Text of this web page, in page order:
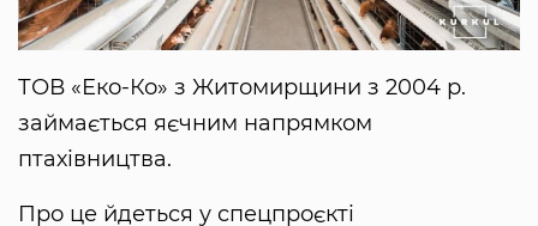
ТОВ «Еко-Ко» з Житомирщини з 2004 р.
займається яєчним напрямком
птахівництва.
Про це йдеться у спецпроєкті